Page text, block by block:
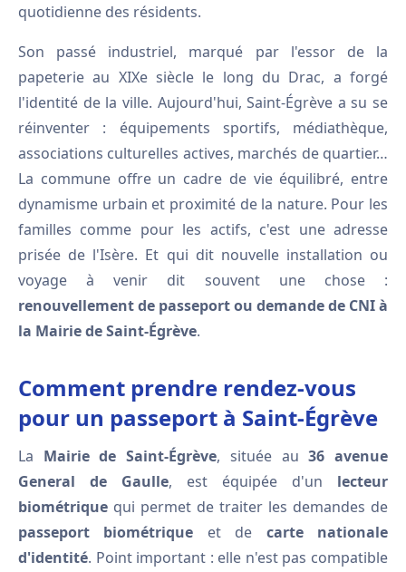
quotidienne des résidents.
Son passé industriel, marqué par l'essor de la
papeterie au XIXe siècle le long du Drac, a forgé
l'identité de la ville. Aujourd'hui, Saint-Égrève a su se
réinventer : équipements sportifs, médiathèque,
associations culturelles actives, marchés de quartier…
La commune offre un cadre de vie équilibré, entre
dynamisme urbain et proximité de la nature. Pour les
familles comme pour les actifs, c'est une adresse
prisée de l'Isère. Et qui dit nouvelle installation ou
voyage à venir dit souvent une chose :
renouvellement de passeport ou demande de CNI à
la Mairie de Saint-Égrève.
Comment prendre rendez-vous
pour un passeport à Saint-Égrève
La Mairie de Saint-Égrève, située au36 avenue
General de Gaulle, est équipée d'un lecteur
biométrique qui permet de traiter les demandes de
passeport biométrique et de carte nationale
d'identité. Point important : elle n'est pas compatible